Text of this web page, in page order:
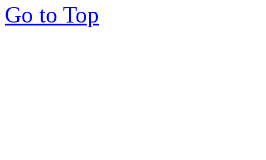
Go to Top